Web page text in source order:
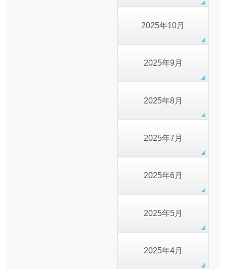
2025年10月
2025年9月
2025年8月
2025年7月
2025年6月
2025年5月
2025年4月